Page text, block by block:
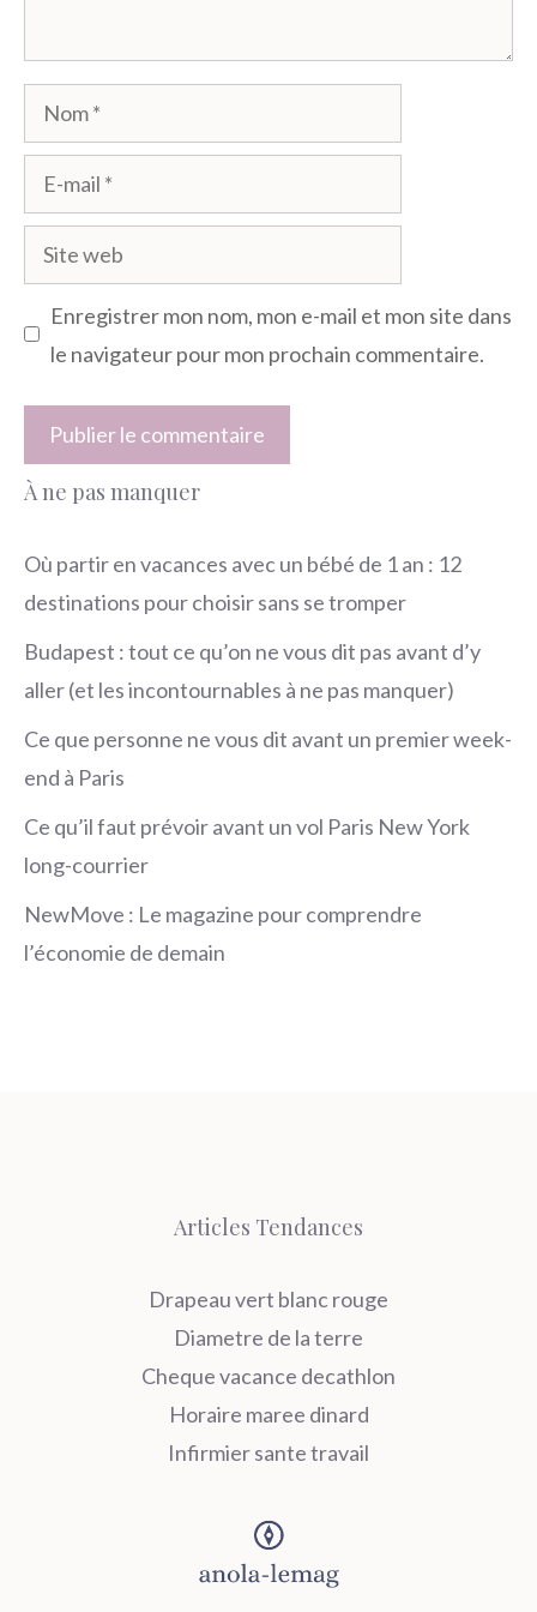
Nom
mail
Site
web
Enregistrer mon nom, mon e-mail et mon site dans
le navigateur pour mon prochain commentaire.
À ne pas manquer
Où partir en vacances avec un bébé de 1 an : 12
destinations pour choisir sans se tromper
Budapest : tout ce qu’on ne vous dit pas avant d’y
aller (et les incontournables à ne pas manquer)
Ce que personne ne vous dit avant un premier week-
end à Paris
Ce qu’il faut prévoir avant un vol Paris New York
long-courrier
NewMove : Le magazine pour comprendre
l’économie de demain
Articles Tendances
Drapeau vert blanc rouge
Diametre de la terre
Cheque vacance decathlon
Horaire maree dinard
Infirmier sante travail